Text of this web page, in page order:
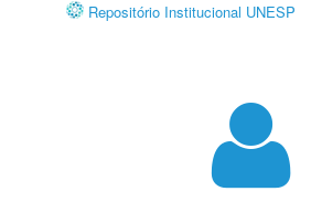
Repositório Institucional UNESP